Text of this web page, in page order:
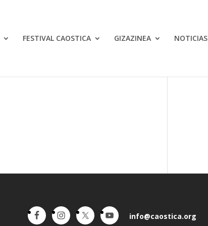
FESTIVAL CAOSTICA GIZAZINEA NOTICIAS
info@caostica.org